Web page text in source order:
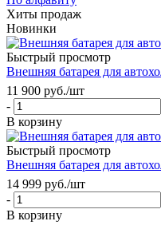
Хиты продаж
Новинки
Быстрый просмотр
Внешняя батарея для
11 900 руб./шт
-
В корзину
Быстрый просмотр
Внешняя батарея для
14 999 руб./шт
-
В корзину